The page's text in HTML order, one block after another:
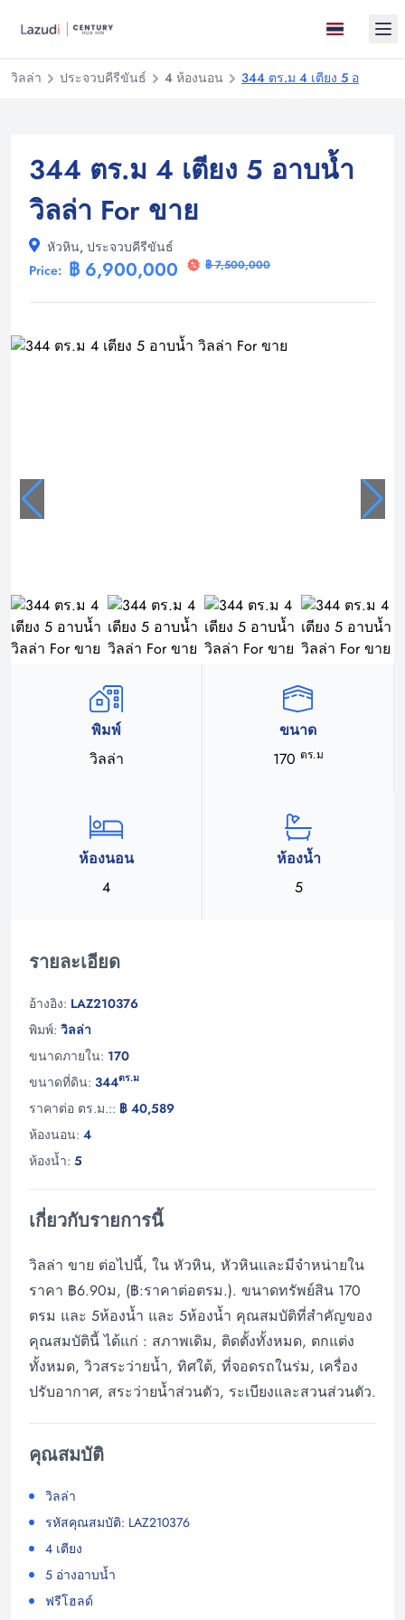
วิลล่า ประจวบคีรีขันธ์ 4 ห้องนอน 344 ตร.ม 4 เตียง 5 อาบน้ำ
344 ตร.ม 4 เตียง 5 อาบน้ำ
วิลล่า For ขาย
หัวหิน, ประจวบคีรีขันธ์
Price: ฿ 6,900,000 ฿ 7,500,000
พิมพ์
วิลล่า
ขนาด
170 ตร.ม
ห้องนอน
4
ห้องน้ำ
5
รายละเอียด
อ้างอิง: LAZ210376
พิมพ์: วิลล่า
ขนาดภายใน: 170
ขนาดที่ดิน: 344ตร.ม
ราคาต่อ ตร.ม.:: ฿ 40,589
ห้องนอน: 4
ห้องน้ำ: 5
เกี่ยวกับรายการนี้
วิลล่า ขาย ต่อไปนี้, ใน หัวหิน, หัวหินและมีจำหน่ายใน
ราคา ฿6.90ม, (฿:ราคาต่อตรม.). ขนาดทรัพย์สิน 170
ตรม และ 5ห้องน้ำ และ 5ห้องน้ำ คุณสมบัติที่สำคัญของ
คุณสมบัตินี้ ได้แก่ : สภาพเดิม, ติดตั้งทั้งหมด, ตกแต่ง
ทั้งหมด, วิวสระว่ายน้ำ, ทิศใต้, ที่จอดรถในร่ม, เครื่อง
ปรับอากาศ, สระว่ายน้ำส่วนตัว, ระเบียงและสวนส่วนตัว.
คุณสมบัติ
วิลล่า
รหัสคุณสมบัติ: LAZ210376
4 เตียง
5 อ่างอาบน้ำ
ฟรีโฮลด์